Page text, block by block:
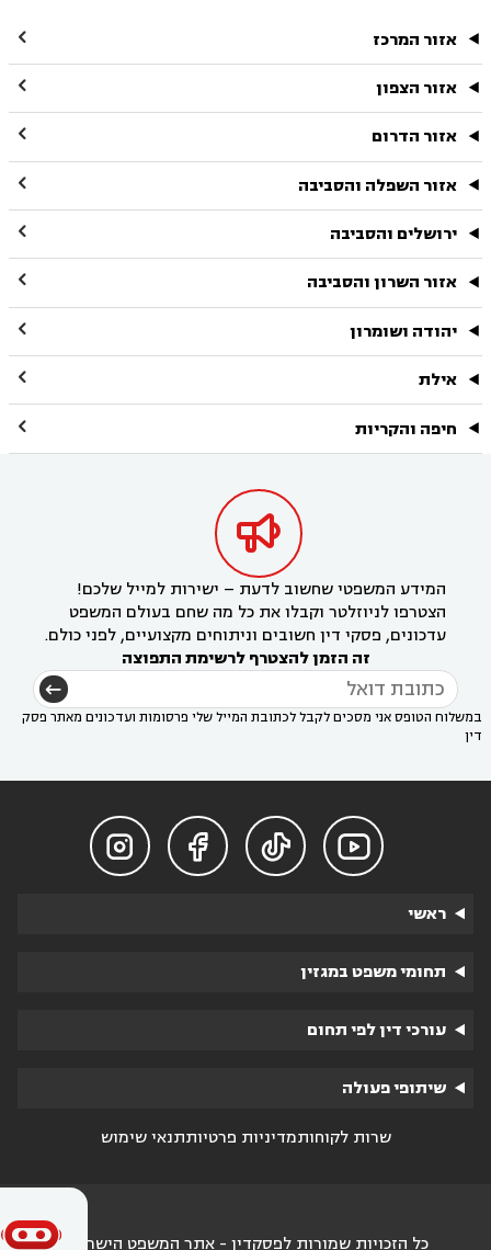
אזור המרכז 
אזור הצפון 
אזור הדרום 
אזור השפלה והסביבה 
ירושלים והסביבה 
אזור השרון והסביבה 
יהודה ושומרון 
אילת 
חיפה והקריות 

המידע המשפטי שחשוב לדעת – ישירות למייל שלכם!
הצטרפו לניוזלטר וקבלו את כל מה שחם בעולם המשפט
עדכונים, פסקי דין חשובים וניתוחים מקצועיים, לפני כולם.
זה הזמן להצטרף לרשימת התפוצה
במשלוח הטופס אני מסכים לקבל לכתובת המייל שלי פרסומות ועדכונים מאתר פסק
דין




ראשי
תחומי משפט במגזין
עורכי דין לפי תחום
שיתופי פעולה
שרות לקוחותמדיניות פרטיותתנאי שימוש
כל הזכויות שמורות לפסקדין - אתר המשפט הישראלי